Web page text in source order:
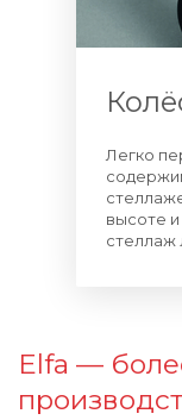
Легко
высоте
стеллаж
Elfa —